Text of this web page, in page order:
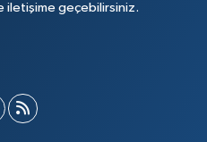
iletişime geçebilirsiniz.